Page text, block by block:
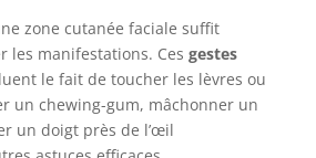
zone cutanée faciale suffit
les manifestations. Ces gestes
le fait de toucher les lèvres ou
un chewing-gum, mâchonner un
un doigt près de l’œil